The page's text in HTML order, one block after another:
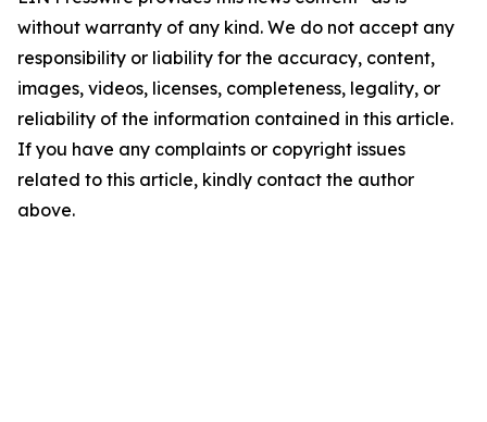
without warranty of any kind. We do not accept any
responsibility or liability for the accuracy, content,
images, videos, licenses, completeness, legality, or
reliability of the information contained in this article.
If you have any complaints or copyright issues
related to this article, kindly contact the author
above.